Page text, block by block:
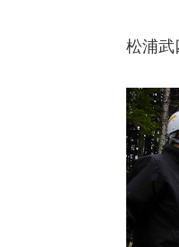
松浦武